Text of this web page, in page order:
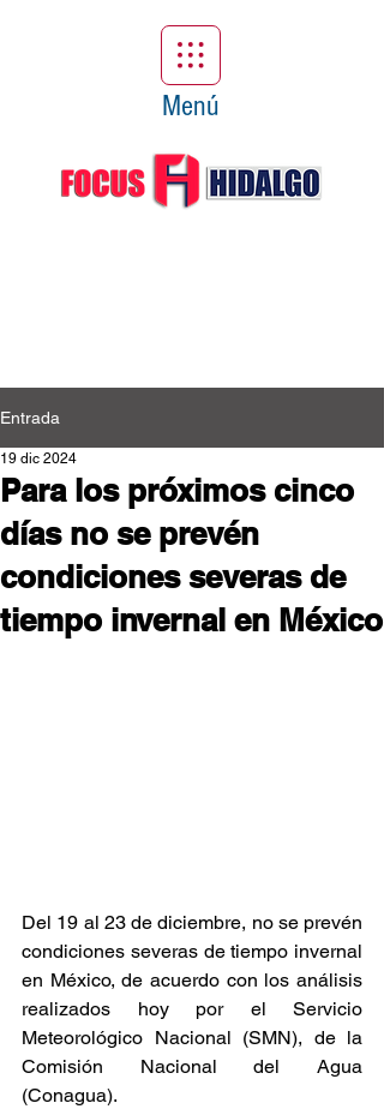
Menú
Entrada
Para los próximos cinco
días no se prevén
condiciones severas de
tiempo invernal en México
19 dic 2024
Del 19 al 23 de diciembre, no se prevén
condiciones severas de tiempo invernal
en México, de acuerdo con los análisis
realizados hoy por el Servicio
Meteorológico Nacional (SMN), de la
Comisión Nacional del Agua
(Conagua).